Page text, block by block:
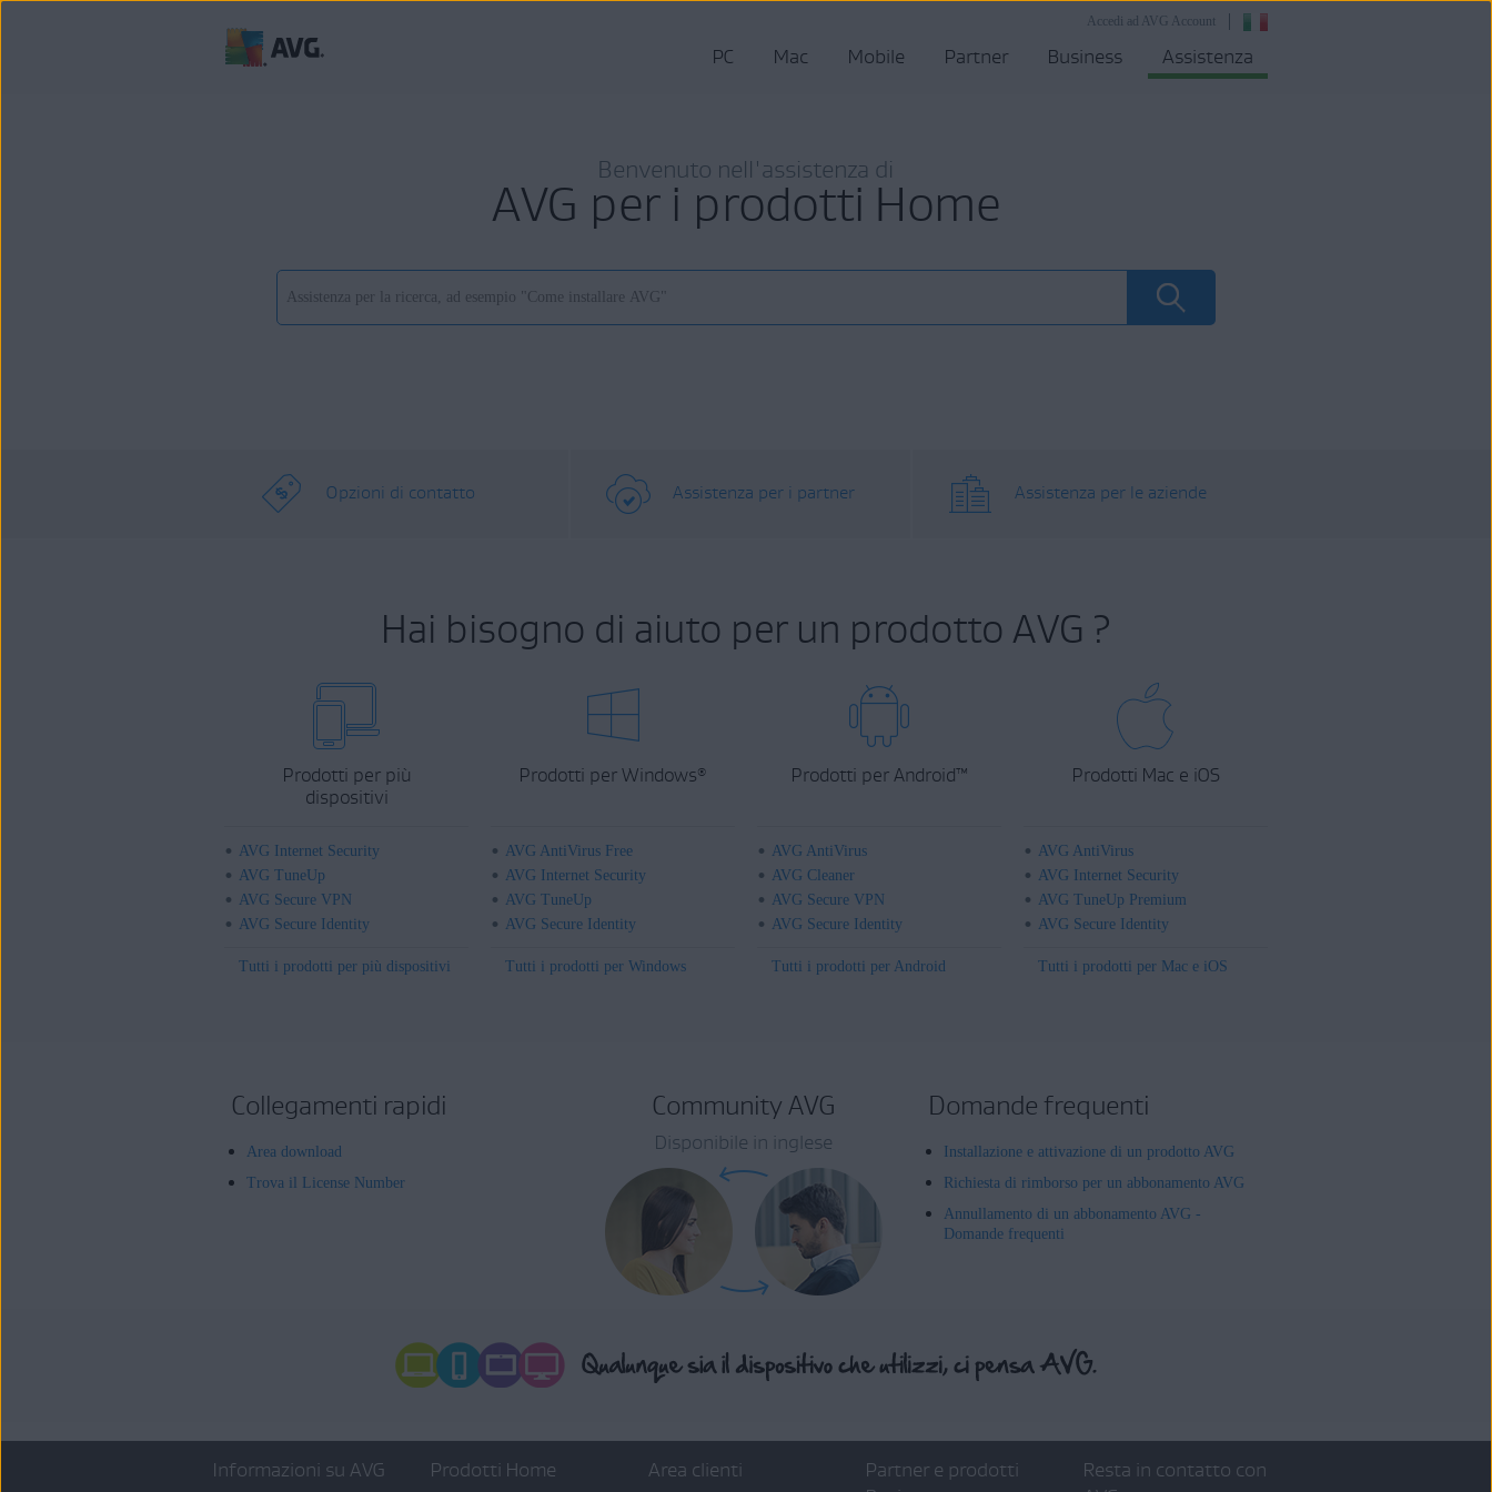
Accedi ad AVG Account
PC Mac Mobile Partner Business Assistenza
Benvenuto nell'assistenza di
AVG per i prodotti Home
Opzioni di contatto Assistenza per i partner Assistenza per le aziende
Hai bisogno di aiuto per un prodotto AVG ?
Prodotti per più
dispositivi
AVG Internet Security
AVG TuneUp
AVG Secure VPN
AVG Secure Identity
Tutti i prodotti per più dispositivi
Prodotti per Windows®
AVG AntiVirus Free
AVG Internet Security
AVG TuneUp
AVG Secure Identity
Tutti i prodotti per Windows
Prodotti per Android™
AVG AntiVirus
AVG Cleaner
AVG Secure VPN
AVG Secure Identity
Tutti i prodotti per Android
Prodotti Mac e iOS
AVG AntiVirus
AVG Internet Security
AVG TuneUp Premium
AVG Secure Identity
Tutti i prodotti per Mac e iOS
Collegamenti rapidi
Area download
Trova il License Number
Community AVG
Disponibile in inglese
Domande frequenti
Installazione e attivazione di un prodotto AVG
Richiesta di rimborso per un abbonamento AVG
Annullamento di un abbonamento AVG -
Domande frequenti
Informazioni su AVG Prodotti Home Area clienti
Partner e prodotti
Resta in contatto con